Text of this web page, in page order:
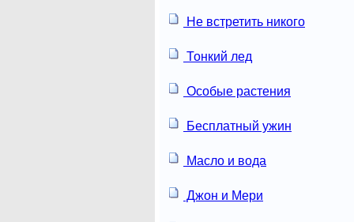
Не встретить никого
Тонкий лед
Особые растения
Бесплатный ужин
Масло и вода
Джон и Мери